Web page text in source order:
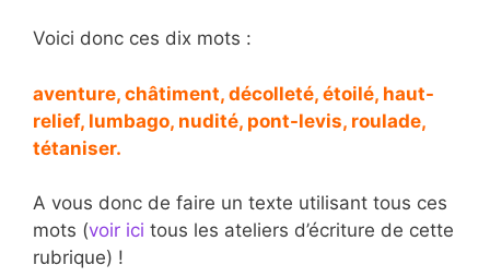
Voici donc ces dix mots :
aventure, châtiment, décolleté, étoilé, haut-
relief, lumbago, nudité, pont-levis, roulade,
tétaniser.
A vous donc de faire un texte utilisant tous ces
mots (voir ici tous les ateliers d’écriture de cette
rubrique) !